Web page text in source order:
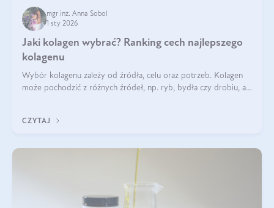
mgr inż. Anna Sobol
1 sty 2026
Jaki kolagen wybrać? Ranking cech najlepszego
kolagenu
Wybór kolagenu zależy od źródła, celu oraz potrzeb. Kolagen
może pochodzić z różnych źródeł, np. ryb, bydła czy drobiu, a
bydlęcy.
CZYTAJ